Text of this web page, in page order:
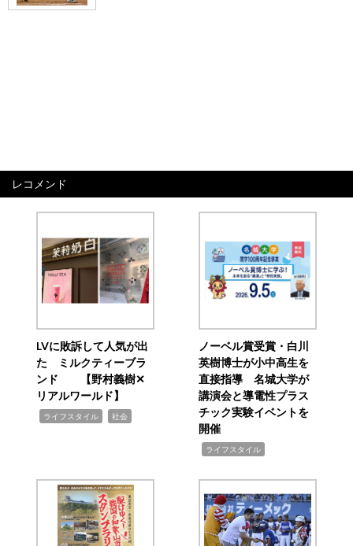
レコメンド
LVに敗訴して人気が出
た ミルクティーブラ
ンド 【野村義樹✕
リアルワールド】
ライフスタイル 社会
ノーベル賞受賞・白川
英樹博士が小中高生を
直接指導 名城大学が
講演会と導電性プラス
チック実験イベントを
開催
ライフスタイル